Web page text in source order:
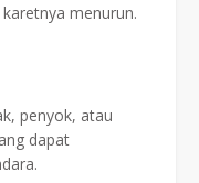
menurun.
penyok, atau
dapat